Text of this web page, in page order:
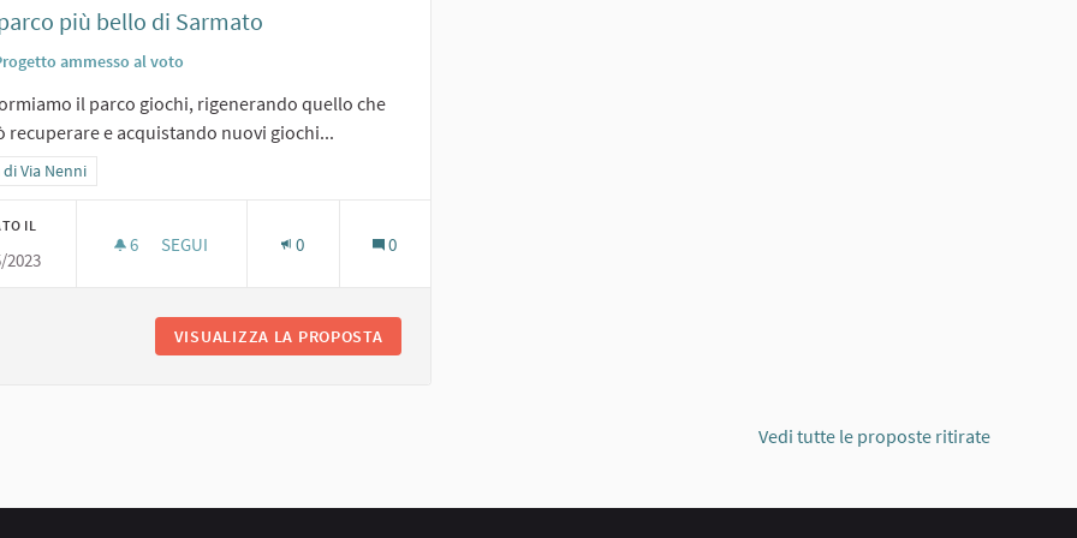
più bello di Sarmato
ammesso al voto
il parco giochi, rigenerando quello che
recuperare e acquistando nuovi giochi...
i risultati per categoria: Area di Via Nenni
di Via Nenni
IL
2023
6 6 SOSTENITORI
SEGUI 0 0
VISUALIZZA LA PROPOSTA
Vedi tutte le proposte ritirate